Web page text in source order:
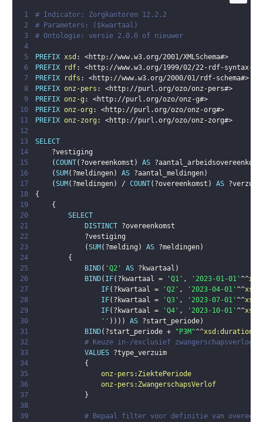
1
# Indicator: Zorgkantoren 12.2.2
2
# Parameters: ($kwartaal)
3
# Ontologie: versie 2.0.0 of nieuwer
4
5
PREFIX xsd : <http://www.w3.org/2001/XMLSchema#>
6
PREFIX rdf: <http://www.w3.org/1999/02/22-rdf-syntax-
7
PREFIX rdfs : <http://www.w3.org/2000/01/rdf-schema#>
8
PREFIX onz-pers : <http://purl.org/ozo/onz-pers#>
9
PREFIX onz-g : <http://purl.org/ozo/onz-g#>
10
PREFIX onz-org : <http://purl.org/ozo/onz-org#>
11
PREFIX onz-zorg : <http://purl.org/ozo/onz-zorg#>
12
13
SELECT
14
?vestiging
15
(COUNT( ?overeenkomst ) AS
16
(SUM ( ?meldingen) AS ?aantal_meldingen)
17
(SUM ( ?meldingen) / COUNT( ?overeenkomst ) AS
18
{
19
{
20
SELECT
21
DISTINCT ?overeenkomst
22
?vestiging
23
(SUM ( ?melding ) AS ?meldingen)
24
{
25
BIND( 'Q2' AS ?kwartaal )
26
BIND( IF( ?kwartaal = 'Q1' , '2023-01-01'^^xsd
27
IF( ?kwartaal = 'Q2' , '2023-04-01'^^xsd
28
IF( ?kwartaal = 'Q3' , '2023-07-01'^^xsd
29
IF( ?kwartaal = 'Q4' , '2023-10-01'^^xsd
30
'' ) ) ) ) AS ?start_periode)
31
BIND( ?start_periode + "P3M"^^xsd :duration
32
# Keuze in-/exclusief zwangerschapsverlog
33
VALUES ?type_verzuim
34
{
35
onz-pers : ZiektePeriode
36
onz-pers : ZwangerschapsVerlof
37
}
38
39
# Bepaal filter voor definitie van